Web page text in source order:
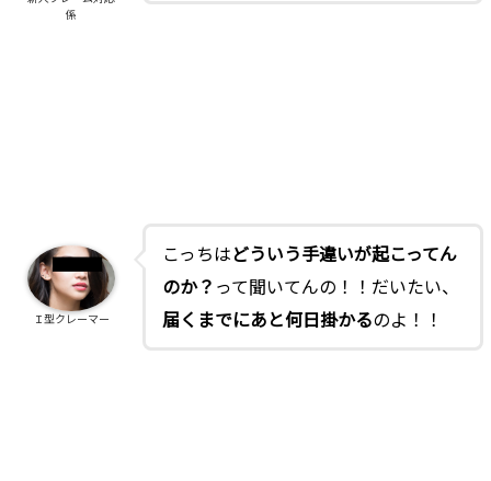
係
こっちはどういう手違いが起こってん
のか？ って聞いてんの！！だいたい、
届くまでにあと何日掛かるのよ！！
Ｉ型クレーマー